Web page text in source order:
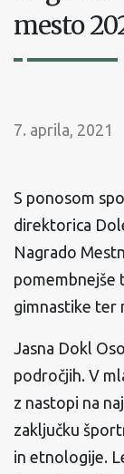
mesto
7. aprila, 2021
S ponosom
direktorica
Nagrado
pomembnejše
gimnastike ter
Jasna Dokl
področjih. V
z nastopi na
zaključku
in etnologije.